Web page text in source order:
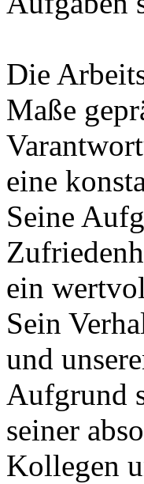
Die
Maße
eine
Seine
ein
Sein
und
Aufgrund
seiner
Kollegen